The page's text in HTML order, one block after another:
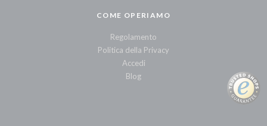
COME OPERIAMO
Regolamento
Politica della Privacy
Accedi
Blog